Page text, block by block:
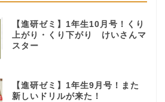
【進研ゼミ】1年生10月号！くり
上がり・くり下がり けいさんマ
スター
【進研ゼミ】1年生9月号！また
新しいドリルが来た！